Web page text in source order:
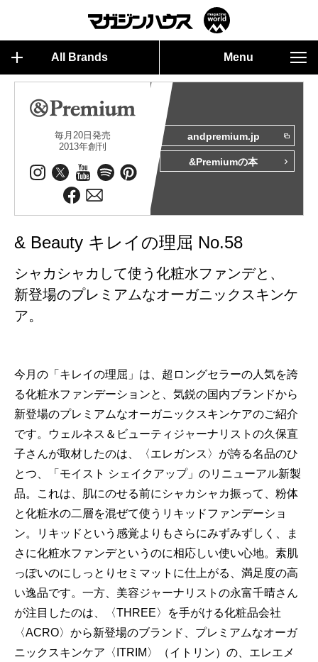
All Brands Menu
毎月20日発売
2013年創刊
andpremium.jp
&Premiumの本
& Beauty キレイの理屈 No.58
シャカシャカして使う化粧水ファンデと、
新登場のプレミアムなオーガニックスキンケ
ア。
今月の「キレイの理屈」は、超ロングセラーの人気を誇
る化粧水ファンデーションと、気鋭の国内ブランドから
新登場のプレミアムなオーガニックスキンケアのご紹介
です。ウェルネス＆ビューティジャーナリストの久保直
子さんが取材したのは、〈エレガンス〉が誇る名品のひ
とつ、「モイスト シェイクアップ」のリニューアル新製
品。これは、肌にのせる前にシャカシャカ振って、粉体
と化粧水の二層を混ぜて使うリキッドファンデーショ
ン。リキッドという感覚よりもさらにみずみずしく、ま
さに化粧水ファンデというのに相応しい使い心地。素肌
っぽいのにしっとりセミマットに仕上がる、満足度の高
い逸品です。一方、美容ジャーナリストの永富千晴さん
が注目したのは、〈THREE〉を手がける化粧品会社
〈ACRO〉から新登場のブランド、プレミアムなオーガ
ニックスキンケア〈ITRIM〉（イトリン）の、エレエメ